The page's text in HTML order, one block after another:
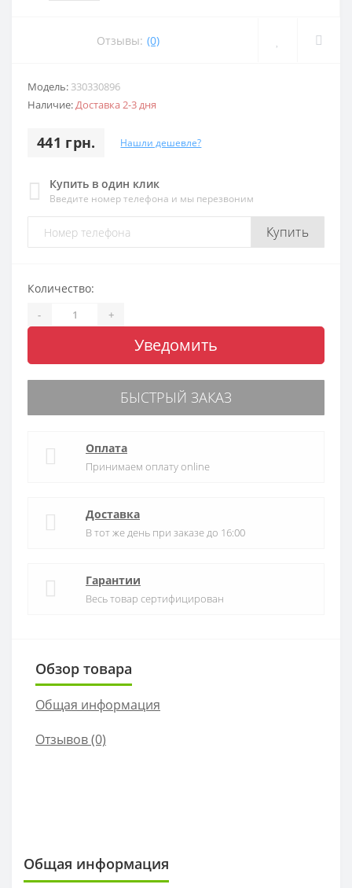
Отзывы: (0)
Модель: 330330896
Наличие:Доставка 2-3 дня
441 грн. Нашли дешевле?
Купить в один клик
Введите номер телефона и мы перезвоним
Купить
Количество:
- +
Уведомить
БЫСТРЫЙ ЗАКАЗ
Оплата
Принимаем оплату online
Доставка
В тот же день при заказе до 16:00
Гарантии
Весь товар сертифицирован
Обзор товара
Общая информация
Отзывов (0)
Общая информация